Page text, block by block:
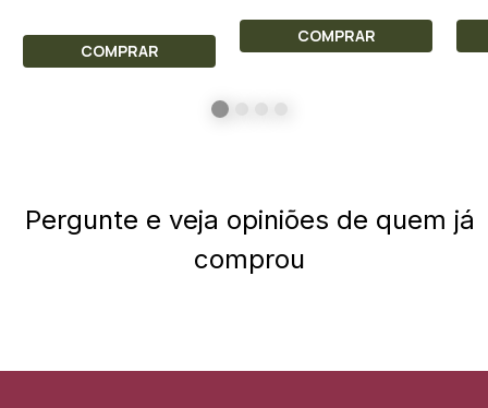
COMPRAR
COMPRAR
Pergunte e veja opiniões de quem já
comprou